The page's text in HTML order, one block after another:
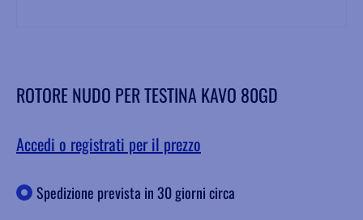
ROTORE NUDO PER TESTINA KAVO 80GD
Accedi o registrati per il prezzo
Spedizione prevista in 30 giorni circa